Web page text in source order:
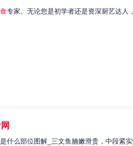
专家。无论您是初学者还是资深厨艺达人
什么部位图解_三文鱼腩嫩滑贵，中段紧